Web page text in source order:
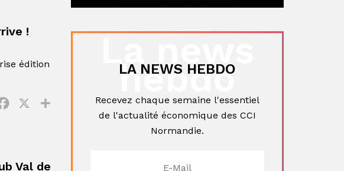
!
édition
Facebook
Val de
hebdo
LA NEWS HEBDO
Recevez chaque semaine l'essentiel
de l'actualité économique des CCI
Normandie.